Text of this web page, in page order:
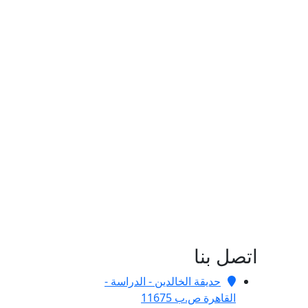
اتصل بنا
حديقة الخالدين - الدراسة -
القاهرة ص.ب 11675